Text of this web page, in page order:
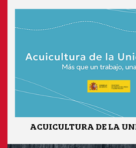
ACUICULTURA DE LA